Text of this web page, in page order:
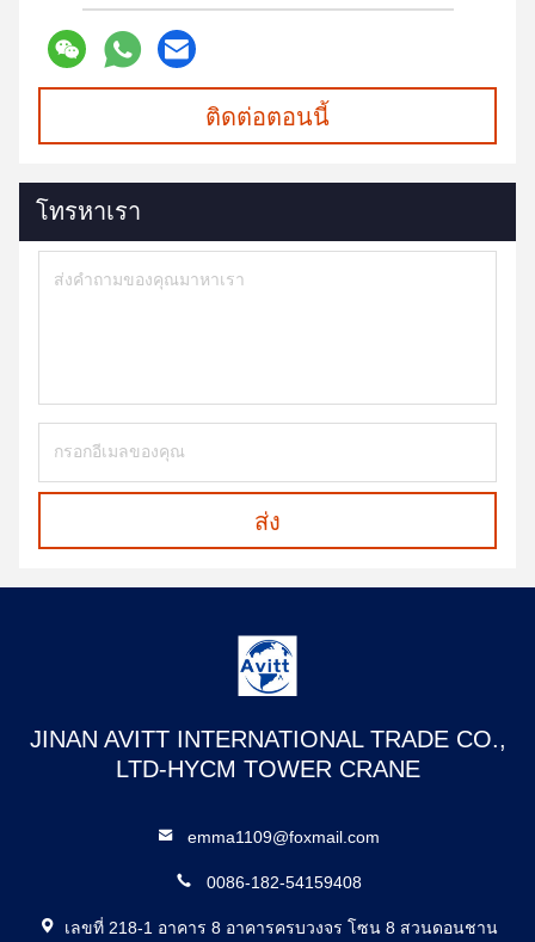
ติดต่อตอนนี้
โทรหาเรา
ส่ง
JINAN AVITT INTERNATIONAL TRADE CO.,
LTD-HYCM TOWER CRANE
emma1109@foxmail.com
0086-182-54159408
เลขที่ 218-1 อาคาร 8 อาคารครบวงจร โซน 8 สวนดอนชาน